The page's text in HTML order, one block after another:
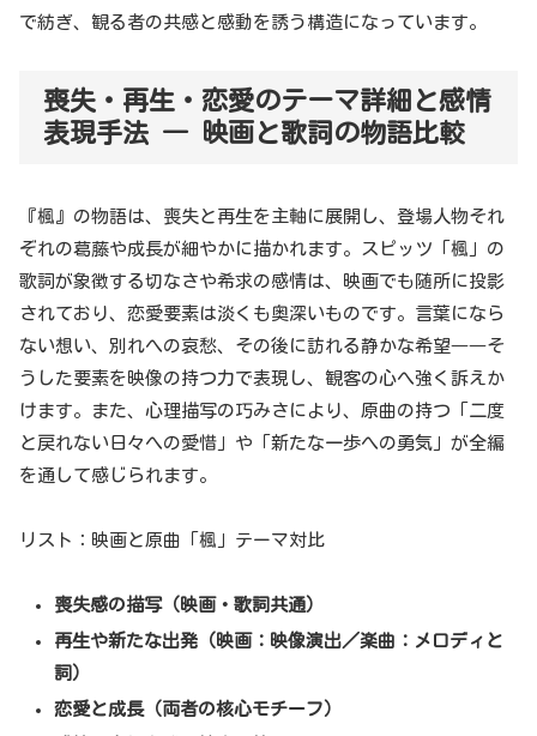
で紡ぎ、観る者の共感と感動を誘う構造になっています。
喪失・再生・恋愛のテーマ詳細と感情
表現手法 ― 映画と歌詞の物語比較
『楓』の物語は、喪失と再生を主軸に展開し、登場人物それ
ぞれの葛藤や成長が細やかに描かれます。スピッツ「楓」の
歌詞が象徴する切なさや希求の感情は、映画でも随所に投影
されており、恋愛要素は淡くも奥深いものです。言葉になら
ない想い、別れへの哀愁、その後に訪れる静かな希望――そ
うした要素を映像の持つ力で表現し、観客の心へ強く訴えか
けます。また、心理描写の巧みさにより、原曲の持つ「二度
と戻れない日々への愛惜」や「新たな一歩への勇気」が全編
を通して感じられます。
リスト：映画と原曲「楓」テーマ対比
喪失感の描写（映画・歌詞共通）
再生や新たな出発（映画：映像演出／楽曲：メロディと
詞）
恋愛と成長（両者の核心モチーフ）